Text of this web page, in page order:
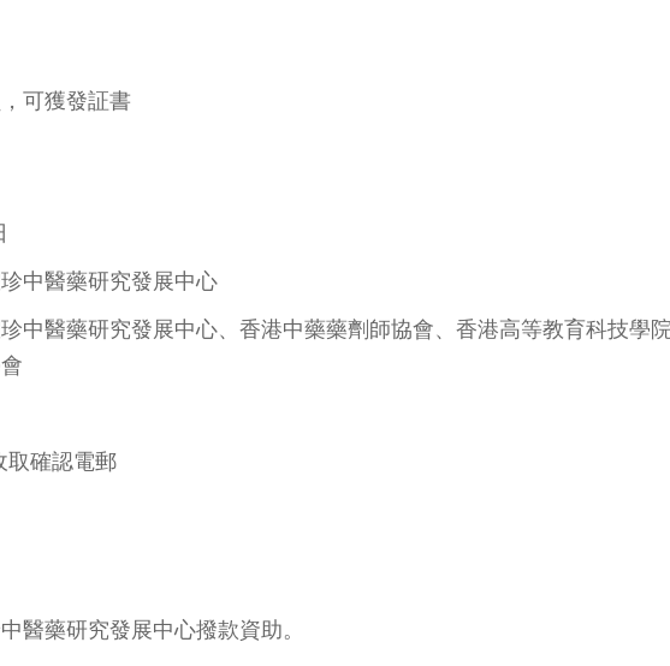
可獲發証書
中醫藥研究發展中心
中醫藥研究發展中心、香港中藥藥劑師協會、香港高等教育科技學
取確認電郵
醫藥研究發展中心撥款資助。